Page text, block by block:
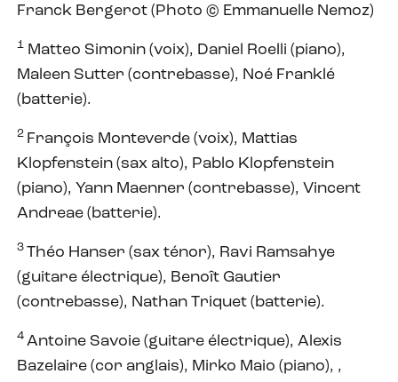
Franck Bergerot (Photo © Emmanuelle Nemoz)
1 Matteo Simonin (voix), Daniel Roelli (piano),
Maleen Sutter (contrebasse), Noé Franklé
(batterie).
2 François Monteverde (voix), Mattias
Klopfenstein (sax alto), Pablo Klopfenstein
(piano), Yann Maenner (contrebasse), Vincent
Andreae (batterie).
3 Théo Hanser (sax ténor), Ravi Ramsahye
(guitare électrique), Benoît Gautier
(contrebasse), Nathan Triquet (batterie).
4 Antoine Savoie (guitare électrique), Alexis
Bazelaire (cor anglais), Mirko Maio (piano), ,